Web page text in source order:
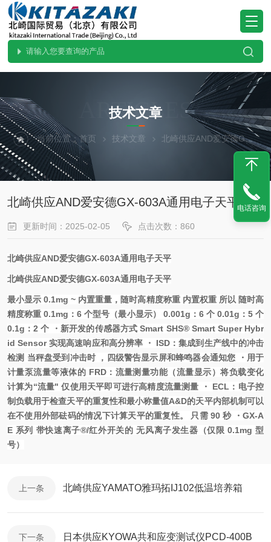
ARTICLES
技术文章
当前位置：首页 技术文章 北崎供应AND爱安德GX-603A通用电子天平
北崎供应AND爱安德GX-603A通用电子天平
更新时间：2025-02-05 点击次数：860
北崎供应AND爱安德GX-603A通用电子天平
北崎供应AND爱安德GX-603A通用电子天平
最小显示 0.1mg ~ 内置重量，随时高精度称重 内置权重 所以 随时高
精度称重 0.1mg：6 个型号（最小显示） 0.001g：6 个 0.01g：5 个
0.1g：2 个 ・新开发的传感器方式 Smart SHS® Smart Super Hybr
id Sensor 实现高速响应和高分辨率 ・ ISD：集成到生产线中的冲击
检测 当秤盘受到冲击时 ，四级警告显示屏和蜂鸣器会通知您 ・用于
计量泵流量等液体的 FRD：流量测量功能（流量显示）将负载变化
计算为“流量" 仅使用天平即可进行高精度流量测量 ・ ECL：电子控
制负载用于检查天平的重复性和最小称量值A&D的天平内部机制可以
在不使用外部砝码的情况下计算天平的重复性。 只需 90 秒 ・GX-A
E 系列 带快速离子®/红外开关的 无风离子发生器（仅限 0.1mg 型
号）
上一条 北崎供应YAMATO雅玛拓IJ102低温培养箱
下一条 日本供应KYOWA共和应变测试仪PCD-400B
电话咨询